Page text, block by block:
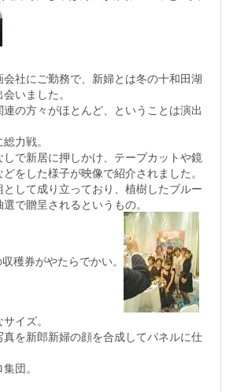
社にご勤務で、新婦とは冬の十和田湖
いました。
の方々がほとんど、ということは演出
力戦。
で新居に押しかけ、テープカットや鏡
をした様子が映像で紹介されました。
して成り立っており、植樹したブルー
で贈呈されるというもの。
穫券がやたらでかい。
イズ。
を新郎新婦の顔を合成してパネルに仕
団。